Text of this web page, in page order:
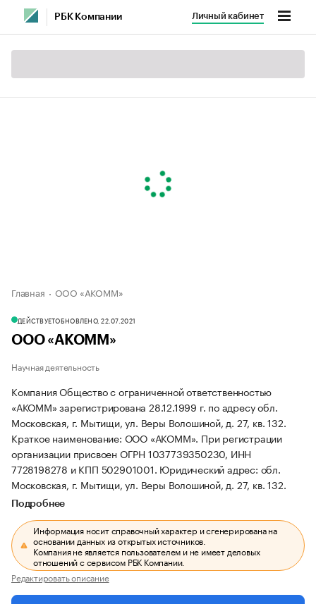
РБК Компании Личный кабинет
Главная ООО «АКОММ»
ДЕЙСТВУЕТОБНОВЛЕНО, 22.07.2021
ООО «АКОММ»
Научная деятельность
Компания Общество с ограниченной ответственностью
«АКОММ» зарегистрирована 28.12.1999 г. по адресу обл.
Московская, г. Мытищи, ул. Веры Волошиной, д. 27, кв. 132.
Краткое наименование: ООО «АКОММ». При регистрации
организации присвоен ОГРН 1037739350230, ИНН
7728198278 и КПП 502901001. Юридический адрес: обл.
Московская, г. Мытищи, ул. Веры Волошиной, д. 27, кв. 132.
Подробнее
Информация носит справочный характер и сгенерирована на
основании данных из открытых источников.
Компания не является пользователем и не имеет деловых
отношений с сервисом РБК Компании.
Редактировать описание